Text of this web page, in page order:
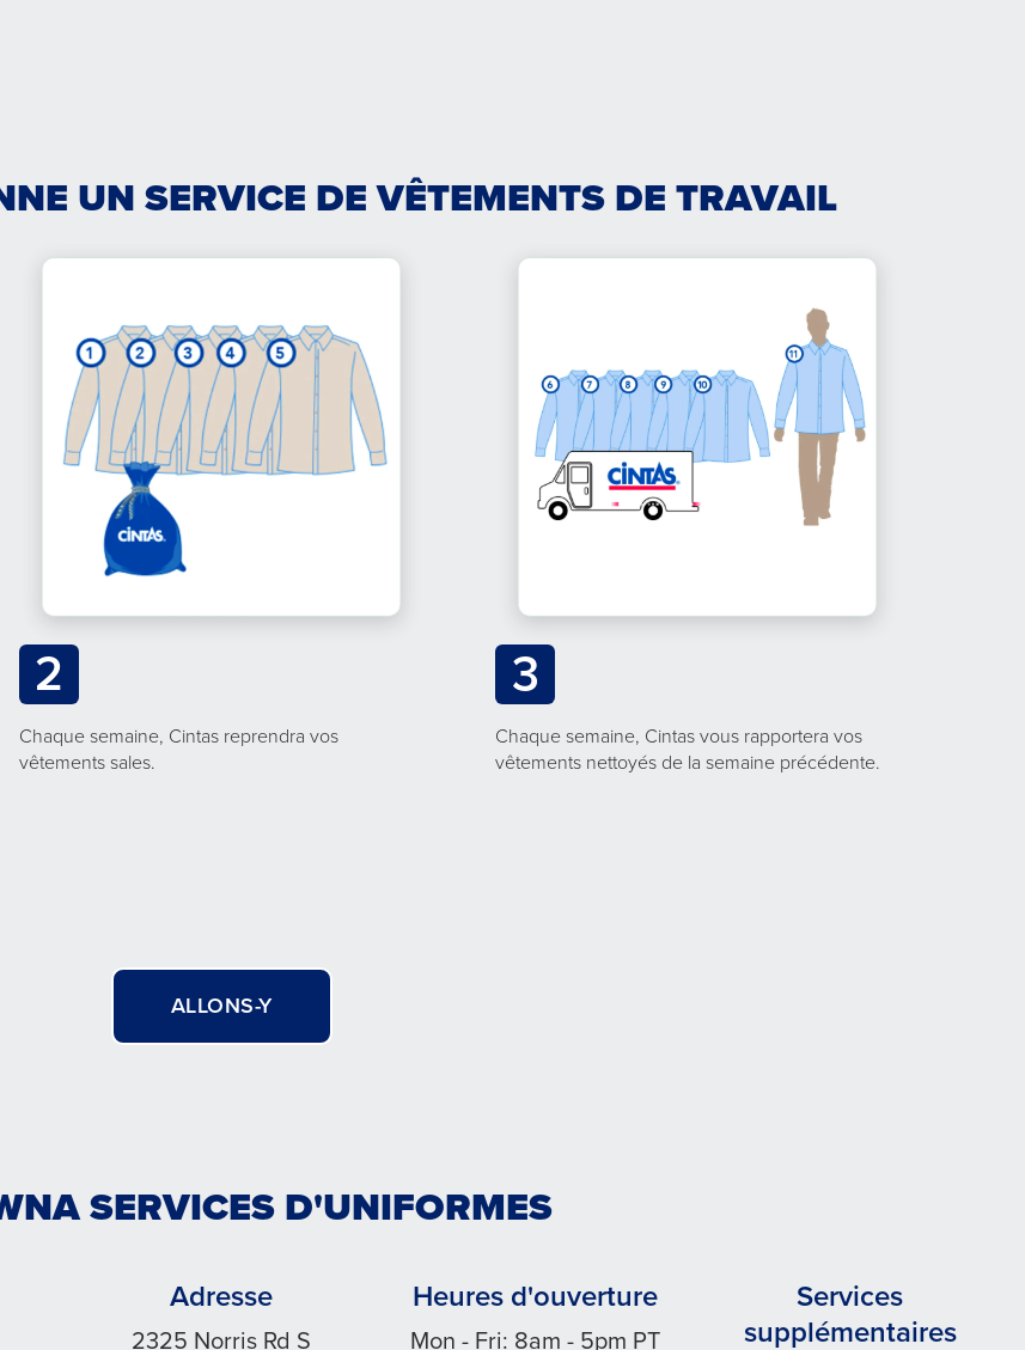
UN SERVICE DE VÊTEMENTS DE TRAVAIL
2
Chaque semaine, Cintas reprendra vos
vêtements sales.
3
Chaque semaine, Cintas vous rapportera vos
vêtements nettoyés de la semaine précédente.
ALLONS-Y
SERVICES D'UNIFORMES
Adresse
2325 Norris Rd S
Heures d'ouverture
Mon - Fri: 8am - 5pm PT
Services
supplémentaires